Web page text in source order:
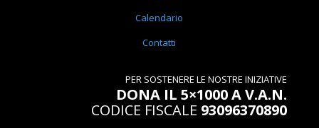
Calendario
Contatti
PER SOSTENERE LE NOSTRE INIZIATIVE
DONA IL 5×1000 A V.A.N.
CODICE FISCALE 93096370890